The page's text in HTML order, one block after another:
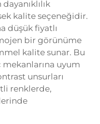
kalite seçeneğidir.
düşük fiyatlı
bir görünüme
kalite sunar. Bu
uyum
unsurları
renklerde,